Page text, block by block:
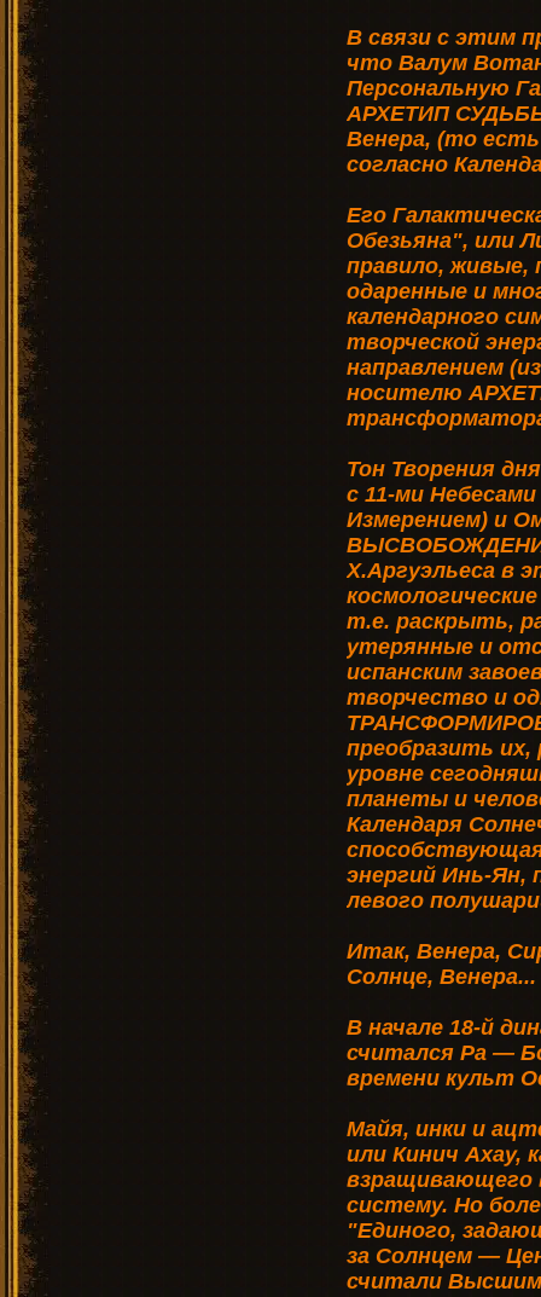
В связи с этим
что Валум
Персональную
АРХЕТИП
Венера, (то
согласно
Его
Обезьяна", или
правило, живые,
одаренные и
календарного
творческой
направлением
носителю
Тон Творения
с 11-ми
Измерением) и
Х.Аргуэльеса в
т.е. раскрыть,
утерянные и
испанским
творчество и
преобразить
уровне
планеты и
Календаря
энергий Инь-Ян,
левого
Итак, Венера,
Солнце, Венера...
В начале 18-й
считался Ра —
времени культ
Майя, инки и
или Кинич Ахау,
взращивающего
систему. Но
"Единого,
за Солнцем —
считали